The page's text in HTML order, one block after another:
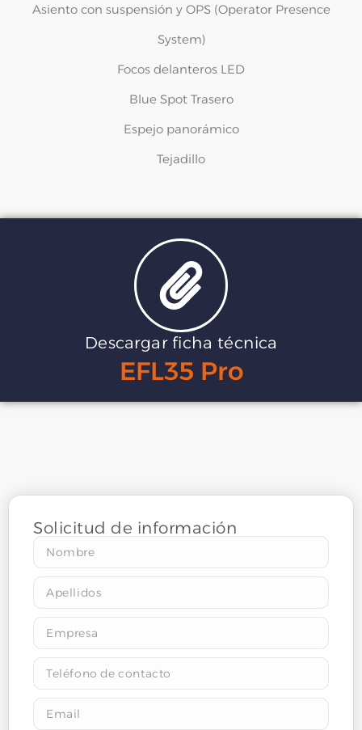
Asiento con suspensión y OPS (Operator Presence
System)
Focos delanteros LED
Blue Spot Trasero
Espejo panorámico
Tejadillo
Descargar ficha técnica
EFL35 Pro
Solicitud de información